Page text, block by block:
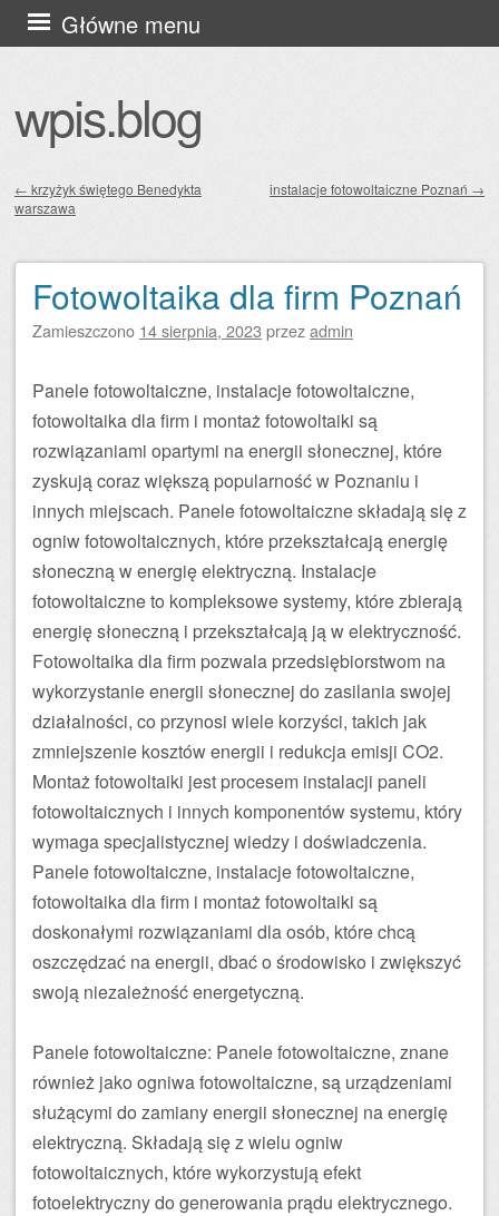
wpis.blog
Główne menu
Przejdź
do
Zobacz wpisy
← krzyżyk świętego Benedykta
warszawa
instalacje fotowoltaiczne Poznań →
Fotowoltaika dla firm Poznań
Zamieszczono 14 sierpnia, 2023 przezadmin
Panele fotowoltaiczne, instalacje fotowoltaiczne,
fotowoltaika dla firm i montaż fotowoltaiki są
rozwiązaniami opartymi na energii słonecznej, które
zyskują coraz większą popularność w Poznaniu i
innych miejscach. Panele fotowoltaiczne składają się z
ogniw fotowoltaicznych, które przekształcają energię
słoneczną w energię elektryczną. Instalacje
fotowoltaiczne to kompleksowe systemy, które zbierają
energię słoneczną i przekształcają ją w elektryczność.
Fotowoltaika dla firm pozwala przedsiębiorstwom na
wykorzystanie energii słonecznej do zasilania swojej
działalności, co przynosi wiele korzyści, takich jak
zmniejszenie kosztów energii i redukcja emisji CO2.
Montaż fotowoltaiki jest procesem instalacji paneli
fotowoltaicznych i innych komponentów systemu, który
wymaga specjalistycznej wiedzy i doświadczenia.
Panele fotowoltaiczne, instalacje fotowoltaiczne,
fotowoltaika dla firm i montaż fotowoltaiki są
doskonałymi rozwiązaniami dla osób, które chcą
oszczędzać na energii, dbać o środowisko i zwiększyć
swoją niezależność energetyczną.
Panele fotowoltaiczne: Panele fotowoltaiczne, znane
również jako ogniwa fotowoltaiczne, są urządzeniami
służącymi do zamiany energii słonecznej na energię
elektryczną. Składają się z wielu ogniw
fotowoltaicznych, które wykorzystują efekt
fotoelektryczny do generowania prądu elektrycznego.